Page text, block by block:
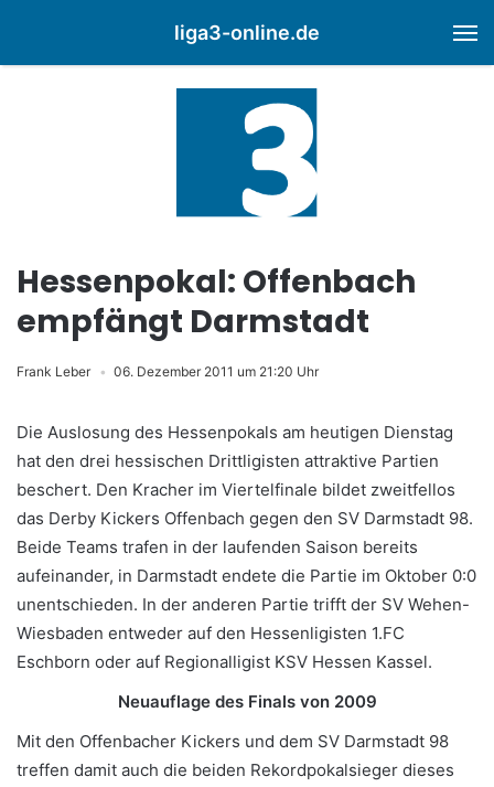
liga3-online.de
Hessenpokal: Offenbach
empfängt Darmstadt
Frank Leber 06. Dezember 2011 um 21:20 Uhr
Die Auslosung des Hessenpokals am heutigen Dienstag
hat den drei hessischen Drittligisten attraktive Partien
beschert. Den Kracher im Viertelfinale bildet zweitfellos
das Derby Kickers Offenbach gegen den SV Darmstadt 98.
Beide Teams trafen in der laufenden Saison bereits
aufeinander, in Darmstadt endete die Partie im Oktober 0:0
unentschieden. In der anderen Partie trifft der SV Wehen-
Wiesbaden entweder auf den Hessenligisten 1.FC
Eschborn oder auf Regionalligist KSV Hessen Kassel.
Neuauflage des Finals von 2009
Mit den Offenbacher Kickers und dem SV Darmstadt 98
treffen damit auch die beiden Rekordpokalsieger dieses